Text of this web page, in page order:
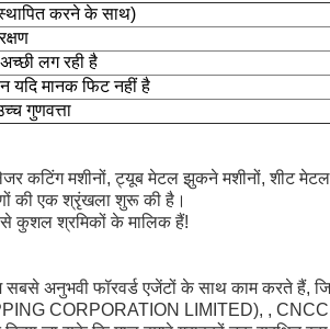
करने के साथ)
लग रही है
यदि मानक फिट नहीं है
गुणवत्ता
कटिंग मशीनों, ट्यूब मेटल झुकने मशीनों, शीट मेटल
की एक श्रृंखला शुरू की है।
कुशल श्रमिकों के मालिक हैं!
हम सबसे अनुभवी फॉरवर्ड एजेंटों के साथ काम करते
CORPORATION LIMITED), , CNCC